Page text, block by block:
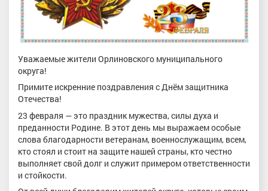
Уважаемые жители Орлиновского муниципального
округа!
Примите искренние поздравления с Днём защитника
Отечества!
23 февраля — это праздник мужества, силы духа и
преданности Родине. В этот день мы выражаем особые
слова благодарности ветеранам, военнослужащим, всем,
кто стоял и стоит на защите нашей страны, кто честно
выполняет свой долг и служит примером ответственности
и стойкости.